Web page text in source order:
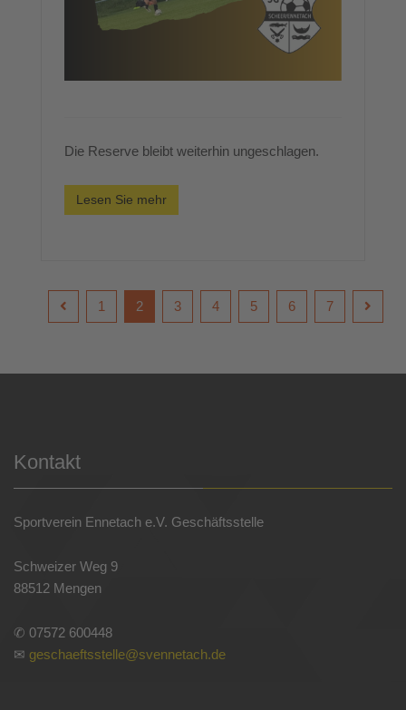
Die Reserve bleibt weiterhin ungeschlagen.
Lesen Sie mehr
1 2 3 4 5 6 7
Kontakt
Sportverein Ennetach e.V. Geschäftsstelle
Schweizer Weg 9
88512 Mengen
✆ 07572 600448
✉ geschaeftsstelle@svennetach.de